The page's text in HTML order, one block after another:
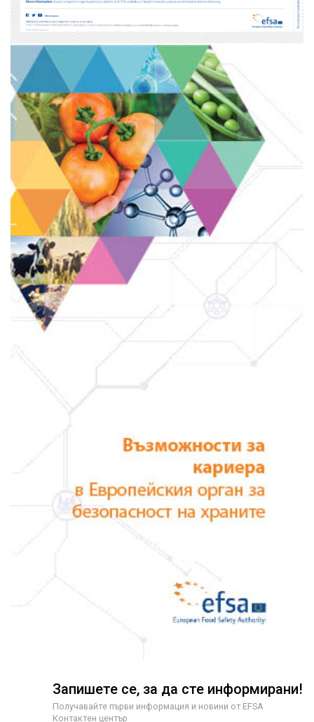
Запишете се, за да сте информирани!
Получавайте първи информация и новини от EFSA
Контактен център